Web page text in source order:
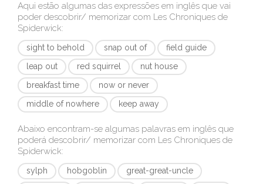
Aqui estão algumas das expressões em inglês que vai
poder descobrir/ memorizar com Les Chroniques de
Spiderwick:
sight to behold snap out of
field guide
leap out
red squirrel
nut house
breakfast time
now or never
middle of nowhere
keep away
Abaixo encontram-se algumas palavras em inglês que
poderá descobrir/ memorizar com Les Chroniques de
Spiderwick:
sylph hobgoblin
great-great-uncle